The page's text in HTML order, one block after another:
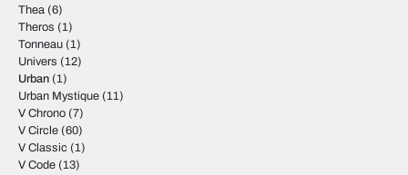
Thea (6)
Theros (1)
Tonneau (1)
Univers (12)
Urban (1)
Urban Mystique (11)
V Chrono (7)
V Circle (60)
V Classic (1)
V Code (13)